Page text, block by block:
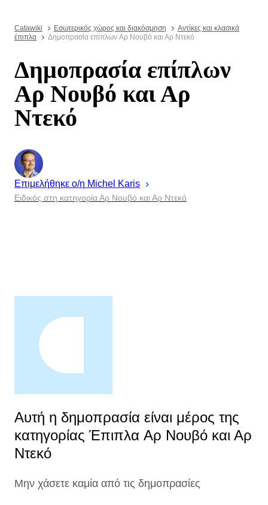
Catawiki Εσωτερικός χώρος και διακόσμηση
Αντίκες και κλασικά
έπιπλα
Δημοπρασία επίπλων Aρ Νουβό και Αρ Ντεκό
Δημοπρασία επίπλων
Aρ Νουβό και Αρ
Ντεκό
Επιμελήθηκε ο/η Michel Karis
Ειδικός στη κατηγορία Αρ Νουβό και Αρ Ντεκό
Αυτή η δημοπρασία είναι μέρος της
κατηγορίας Έπιπλα Aρ Νουβό και Αρ
Ντεκό
Μην χάσετε καμία από τις δημοπρασίες